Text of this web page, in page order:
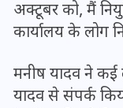
अक्टूबर को, मैं
कार्यालय के लोग
मनीष यादव ने
यादव से संपर्क